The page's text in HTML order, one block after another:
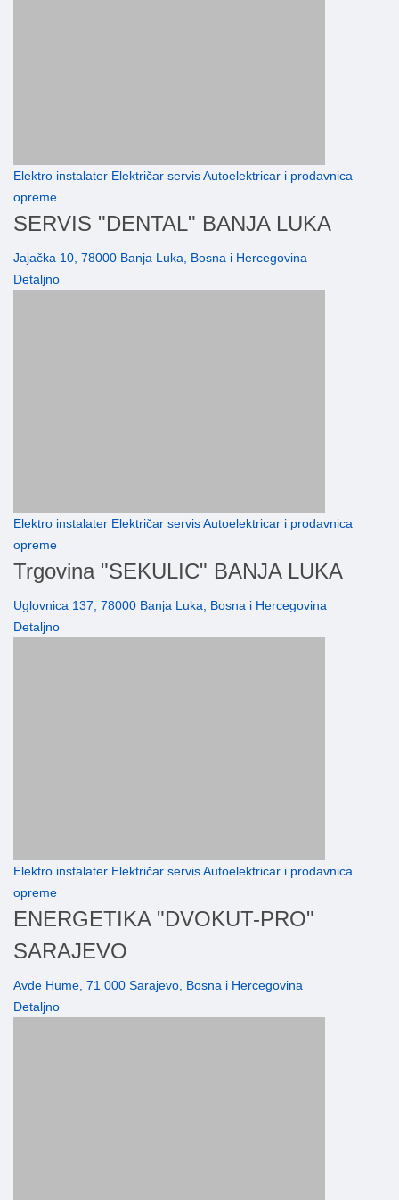
Elektro instalater Električar servis Autoelektricar i prodavnica
opreme
SERVIS "DENTAL" BANJA LUKA
Jajačka 10, 78000 Banja Luka, Bosna i Hercegovina
Detaljno
Elektro instalater Električar servis Autoelektricar i prodavnica
opreme
Trgovina "SEKULIC" BANJA LUKA
Uglovnica 137, 78000 Banja Luka, Bosna i Hercegovina
Detaljno
Elektro instalater Električar servis Autoelektricar i prodavnica
opreme
ENERGETIKA "DVOKUT-PRO"
SARAJEVO
Avde Hume, 71 000 Sarajevo, Bosna i Hercegovina
Detaljno